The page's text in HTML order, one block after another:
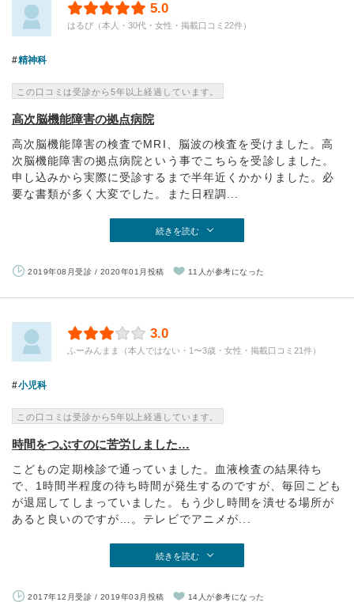
5.0
はるぴ（本人・30代・女性・掲載口コミ22件）
精神科
この口コミは受診から5年以上経過しています。
高次脳機能障害の拠点病院
高次脳機能障害の検査でMRI、脳波の検査を受けました。高
次脳機能障害の拠点病院という事でこちらを受診しました。
申し込みから実際に受診するまで半年近くかかりました。必
要な書類が多く大変でした。また日程調...
続きを読む
2019年08月受診 / 2020年01月投稿 11人が参考になった
3.0
ふーみんまま（本人ではない・1〜3歳・女性・掲載口コミ21件）
小児科
この口コミは受診から5年以上経過しています。
時間をつぶすのに苦労しました…
こどもの定期検診で通っていました。血液検査の結果待ち
で、1時間半程度の待ち時間が発生するのですが、毎回こども
が退屈してしまっていました。もう少し時間を潰せる場所が
あると良いのですが…。テレビでアニメが...
続きを読む
2017年12月受診 / 2019年03月投稿 14人が参考になった